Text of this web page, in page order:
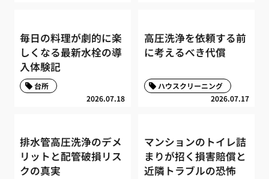
毎日の料理が劇的に楽
しくなる最新水栓の導
入体験記
2026.07.18
台所
高圧洗浄を依頼する前
に考えるべき代償
2026.07.17
ハウスクリーニング
排水管高圧洗浄のデメ
リットと配管破損リス
クの真実
マンションのトイレ詰
まりが招く損害賠償と
近隣トラブルの恐怖